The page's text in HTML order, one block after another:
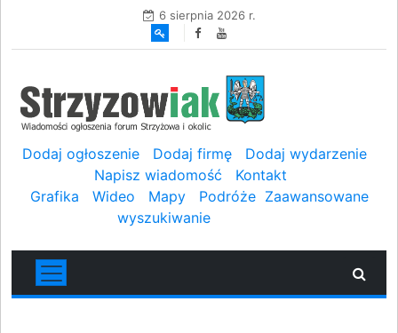
6 sierpnia 2026 r.
Dodaj ogłoszenie Dodaj firmę
Dodaj wydarzenie
Napisz wiadomość
Kontakt
Grafika
Wideo Mapy Podróże Zaawansowane
wyszukiwanie